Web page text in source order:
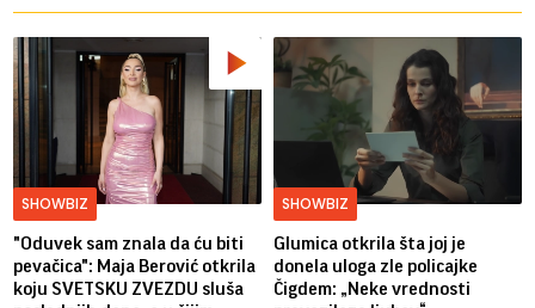
SHOWBIZ
"Oduvek sam znala da ću biti
pevačica": Maja Berović otkrila
koju SVETSKU ZVEZDU sluša
SHOWBIZ
Glumica otkrila šta joj je
donela uloga zle policajke
Čigdem: „Neke vrednosti